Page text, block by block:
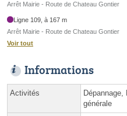
Arrêt Mairie - Route de Chateau Gontier
Ligne 109, à 167 m
Arrêt Mairie - Route de Chateau Gontier
Voir tout
Informations
Activités
générale